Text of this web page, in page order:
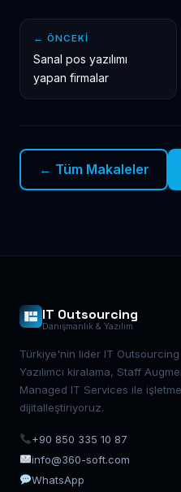
← ÖNCEKI
Sanal pos yazılımı
yapan firmalar
← Tüm Makaleler
IT Outsourcing
Danışmanlık & Yazılım
Türkiye'nin lider IT Outsourcing
Yazılımcı kiralama, Staff
Managed IT Services ile
dijitalleştiriyoruz.
+90 850 335 10 87
info@360-soft.com
WhatsApp